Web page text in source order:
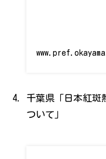
千葉県「日本紅斑
ついて」